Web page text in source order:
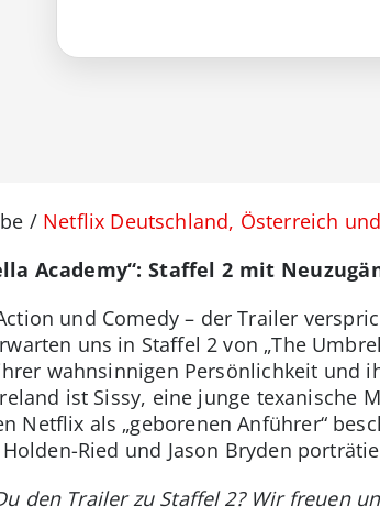
/ Netflix Deutschland, Österreich
Academy“: Staffel 2 mit
und Comedy – der Trailer
uns in Staffel 2 von „The
wahnsinnigen Persönlichkeit und
ist Sissy, eine junge texanische
Netflix als „geborenen Anführer“
Ried und Jason Bryden
den Trailer zu Staffel 2? Wir freuen